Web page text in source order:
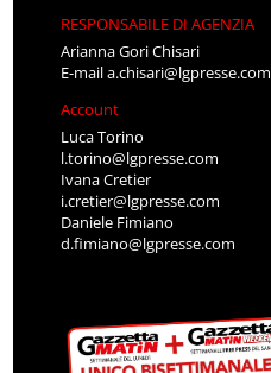
RESPONSABILE DI AGENZIA
Arianna Gori Chisari
E-maila.chisari@lgpresse.com
Account
Luca Torino
l.torino@lgpresse.com
Ivana Cretier
i.cretier@lgpresse.com
Daniele Fimiano
d.fimiano@lgpresse.com